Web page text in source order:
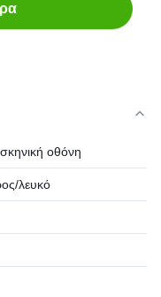
οθόνη
λευκό